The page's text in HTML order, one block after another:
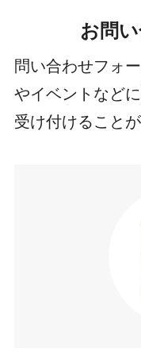
お問
問い合わせフォ
やイベントなど
受け付けることが